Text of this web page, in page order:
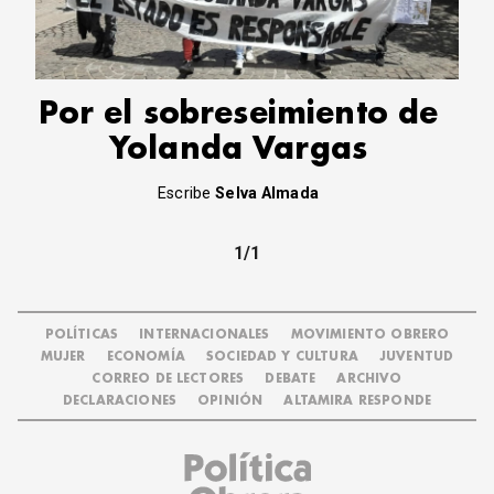
CORREO DE LECTORES
DEBATE
ARCHIVO
DECLARACIONES
OPINIÓN
ALTAMIRA RESPONDE
Política Obrera Revista
Por el sobreseimiento de
Yolanda Vargas
EscribeSelva Almada
1/1
POLÍTICAS INTERNACIONALES
MOVIMIENTO OBRERO
MUJER
ECONOMÍA SOCIEDAD Y CULTURA
JUVENTUD
CORREO DE LECTORES
DEBATE
ARCHIVO
DECLARACIONES
OPINIÓN ALTAMIRA RESPONDE